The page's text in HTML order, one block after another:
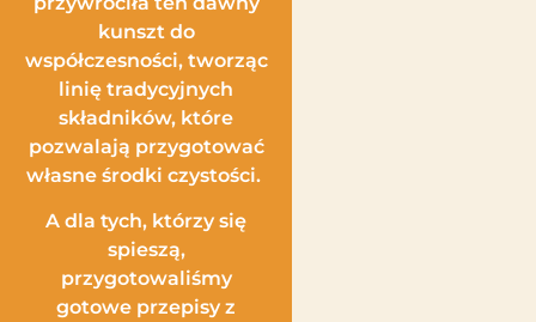
kunszt do
współczesności, tworząc
linię tradycyjnych
składników, które
pozwalają przygotować
własne środki czystości.
A dla tych, którzy się
spieszą,
przygotowaliśmy
gotowe przepisy z